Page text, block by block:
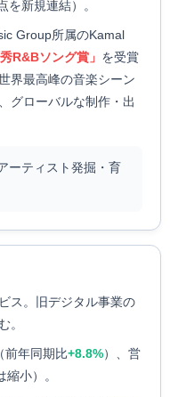
新規連結）。
Group所属のKamal
R&Bソング賞」 を受賞
界最高峰の音楽シーン
グローバルな制作・出
ーティスト発掘・育
ス。旧デジタル事業の
。
前年同期比+8.8%）、営
小）。